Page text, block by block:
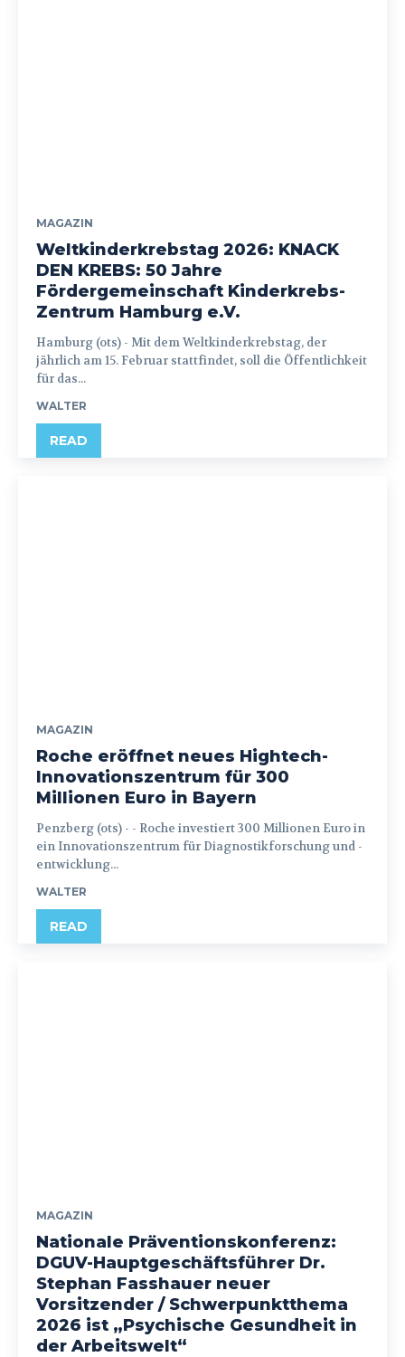
MAGAZIN
Weltkinderkrebstag 2026: KNACK
DEN KREBS: 50 Jahre
Fördergemeinschaft Kinderkrebs-
Zentrum Hamburg e.V.
Hamburg (ots) - Mit dem Weltkinderkrebstag, der
jährlich am 15. Februar stattfindet, soll die Öffentlichkeit
für das...
WALTER
READ
MAGAZIN
Roche eröffnet neues Hightech-
Innovationszentrum für 300
Millionen Euro in Bayern
Penzberg (ots) - - Roche investiert 300 Millionen Euro in
ein Innovationszentrum für Diagnostikforschung und -
entwicklung...
WALTER
READ
MAGAZIN
Nationale Präventionskonferenz:
DGUV-Hauptgeschäftsführer Dr.
Stephan Fasshauer neuer
Vorsitzender / Schwerpunktthema
2026 ist „Psychische Gesundheit in
der Arbeitswelt“